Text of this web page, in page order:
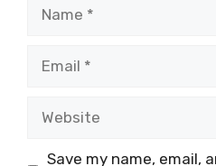
Save my name, email,